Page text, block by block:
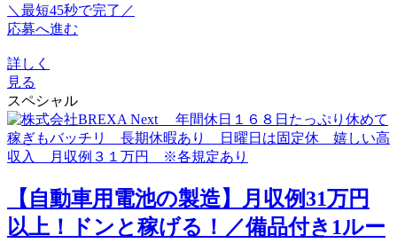
＼最短45秒で完了／
応募へ進む
詳しく
見る
スペシャル
【自動車用電池の製造】月収例31万円
以上！ドンと稼げる！／備品付き1ルー